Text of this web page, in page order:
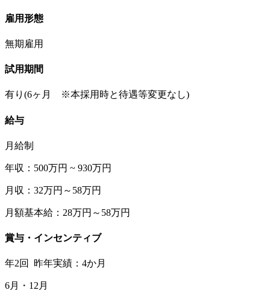
雇用形態
無期雇用
試用期間
有り(6ヶ月 ※本採用時と待遇等変更なし)
給与
月給制
年収：500万円 ~ 930万円
月収：32万円～58万円
月額基本給：28万円～58万円
賞与・インセンティブ
年2回 昨年実績：4か月
6月・12月